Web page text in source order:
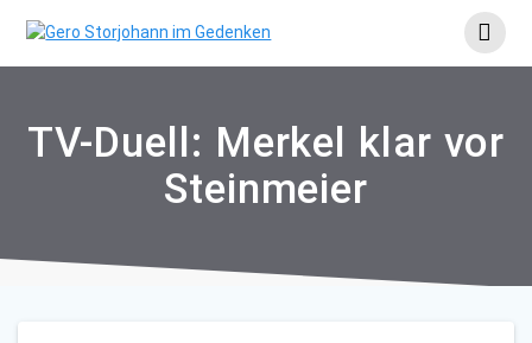
to
TV-Duell: Merkel klar vor
Steinmeier